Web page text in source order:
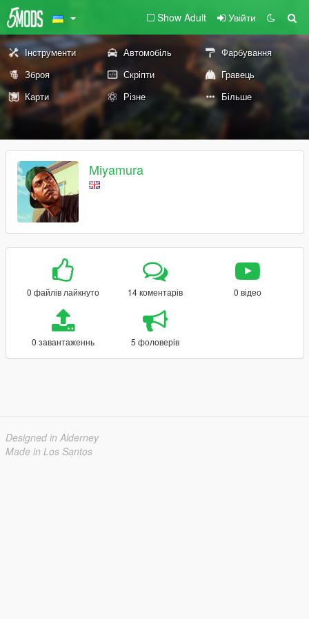
Show Adult Увійти
Інструменти Автомобіль
Фарбування
Зброя
Скріпти
Гравець
Карти
Різне Більше
Miyamura
0 файлів лайкнуто 14 коментарів 0 відео
0 завантаженнь 5 фоловерів
Designed in Alderney
Made in Los Santos